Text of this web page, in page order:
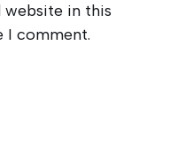
website in this
I comment.